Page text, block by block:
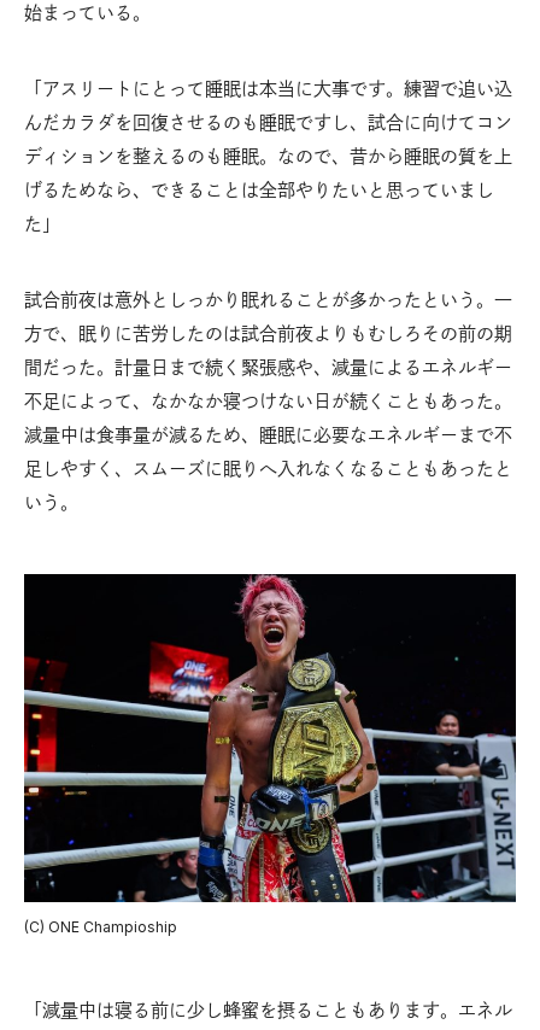
始まっている。
「アスリートにとって睡眠は本当に大事です。練習で追い込
んだカラダを回復させるのも睡眠ですし、試合に向けてコン
ディションを整えるのも睡眠。なので、昔から睡眠の質を上
げるためなら、できることは全部やりたいと思っていまし
た」
試合前夜は意外としっかり眠れることが多かったという。一
方で、眠りに苦労したのは試合前夜よりもむしろその前の期
間だった。計量日まで続く緊張感や、減量によるエネルギー
不足によって、なかなか寝つけない日が続くこともあった。
減量中は食事量が減るため、睡眠に必要なエネルギーまで不
足しやすく、スムーズに眠りへ入れなくなることもあったと
いう。
(C) ONE Champioship
「減量中は寝る前に少し蜂蜜を摂ることもあります。エネル